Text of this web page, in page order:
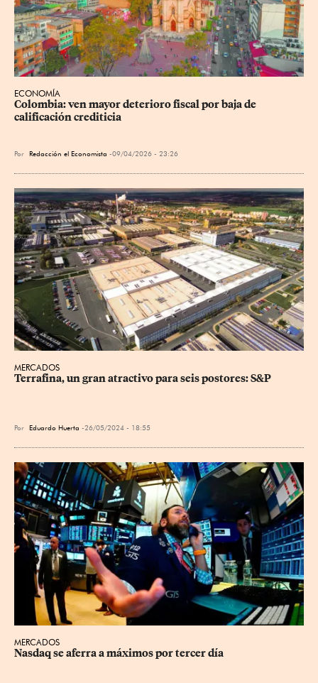
ECONOMÍA
Colombia: ven mayor deterioro fiscal por baja de
calificación crediticia
Por Redacción el Economista 09/04/2026 - 23:26
MERCADOS
Terrafina, un gran atractivo para seis postores: S&P
Por Eduardo Huerta 26/05/2024 - 18:55
MERCADOS
Nasdaq se aferra a máximos por tercer día